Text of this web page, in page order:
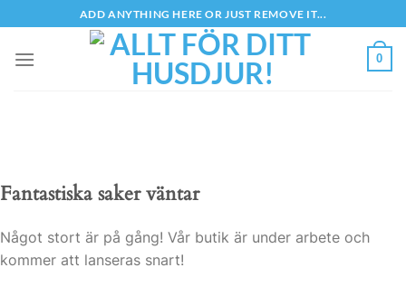
to
content
ADD ANYTHING HERE OR JUST REMOVE IT...
0
Fantastiska saker väntar
Något stort är på gång! Vår butik är under arbete och
kommer att lanseras snart!